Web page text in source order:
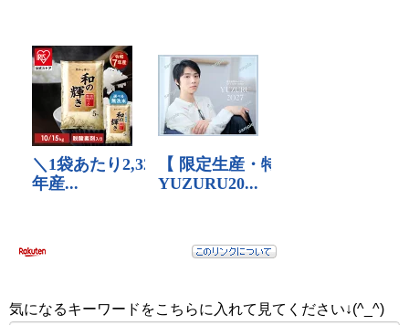
気になるキーワードをこちらに入れて見てください↓(^_^)